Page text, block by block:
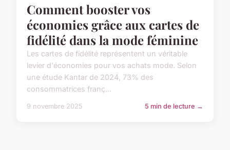
Comment booster vos
économies grâce aux cartes de
fidélité dans la mode féminine
Les cartes de fidélité représentent un véritable
levier d'économies pour vos achats mode. Selon
une étude Kantar de 2024, 73% des
consommatrices franç...
9 novembre 2025 5 min de lecture →